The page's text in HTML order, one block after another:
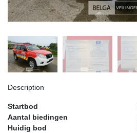
Description
Startbod
Aantal biedingen
Huidig bod